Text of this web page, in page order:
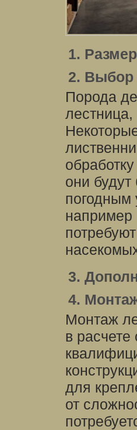
1.
2. Выбор
Порода
лестница,
они
погодным
например
3.
4.
Монтаж
в расчете
для
от